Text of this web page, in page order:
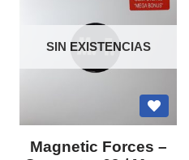
SIN EXISTENCIAS
Magnetic Forces ‎–